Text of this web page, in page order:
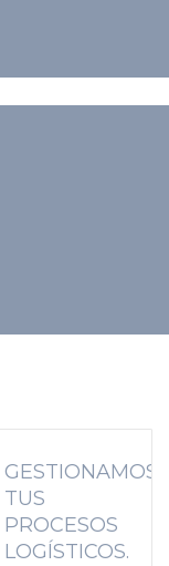
GESTIONAMOS
TUS
PROCESOS
LOGÍSTICOS.